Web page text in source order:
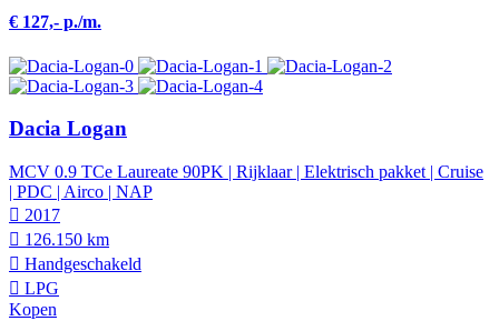
€ 127,- p./m.
Dacia Logan
MCV 0.9 TCe Laureate 90PK | Rijklaar | Elektrisch pakket | Cruise
| PDC | Airco | NAP
2017
126.150 km
Hand­geschakeld
LPG
Kopen